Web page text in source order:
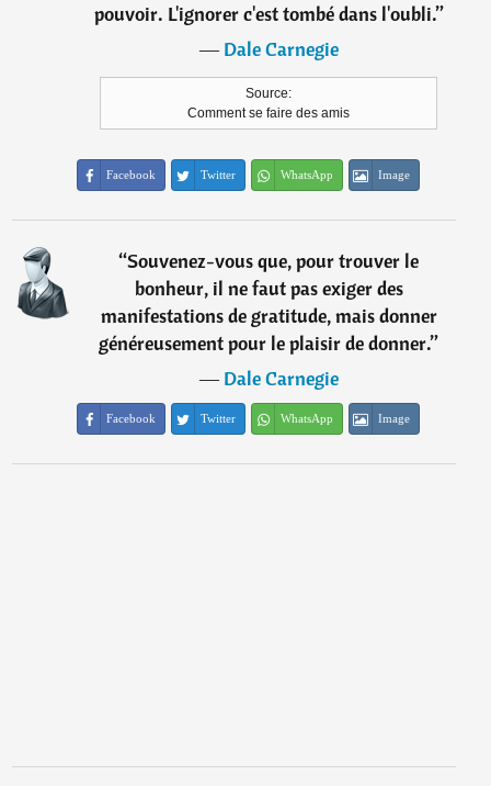
pouvoir. L'ignorer c'est tombé dans l'oubli.”
―Dale Carnegie
Source:
Comment se faire des amis
Facebook Twitter WhatsApp Image
“Souvenez-vous que, pour trouver le
bonheur, il ne faut pas exiger des
manifestations de gratitude, mais donner
généreusement pour le plaisir de donner.”
―Dale Carnegie
Facebook Twitter WhatsApp Image